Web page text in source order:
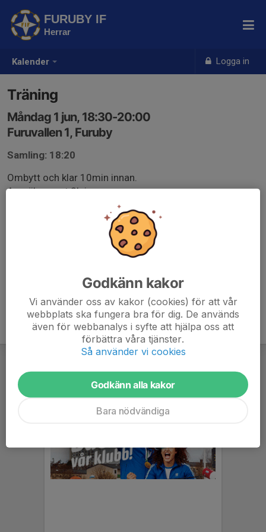
Kalender Logga in
FURUBY IF
Herrar
Träning
Måndag 1 jun, 18:30-20:00
Furuvallen 1, Furuby
Samling: 18:20
Ombytt och klar 10min innan.
Anmäl senast 2h innan.
Godkänn kakor
Vi använder oss av kakor (cookies) för att vår
webbplats ska fungera bra för dig. De används
även för webbanalys i syfte att hjälpa oss att
förbättra våra tjänster.
Så använder vi cookies
Godkänn alla kakor
Bara nödvändiga